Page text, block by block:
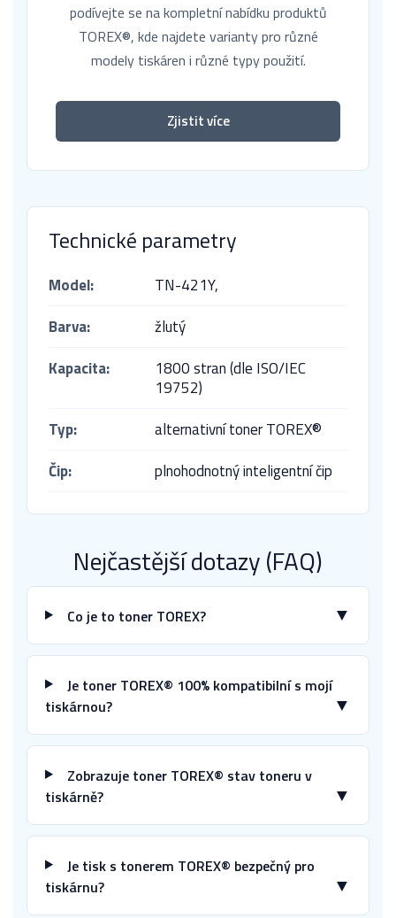
podívejte se na kompletní nabídku produktů
TOREX®, kde najdete varianty pro různé
modely tiskáren i různé typy použití.
Zjistit více
Technické parametry
Model:
TN-421Y,
Barva:
žlutý
Kapacita:
1800 stran (dle ISO/IEC
19752)
Typ:
alternativní toner TOREX®
Čip:
plnohodnotný inteligentní čip
Nejčastější dotazy (FAQ)
Co je to toner TOREX? ▼
Je toner TOREX® 100% kompatibilní s mojí
tiskárnou?
▼
Zobrazuje toner TOREX® stav toneru v
tiskárně?
▼
Je tisk s tonerem TOREX® bezpečný pro
tiskárnu?
▼